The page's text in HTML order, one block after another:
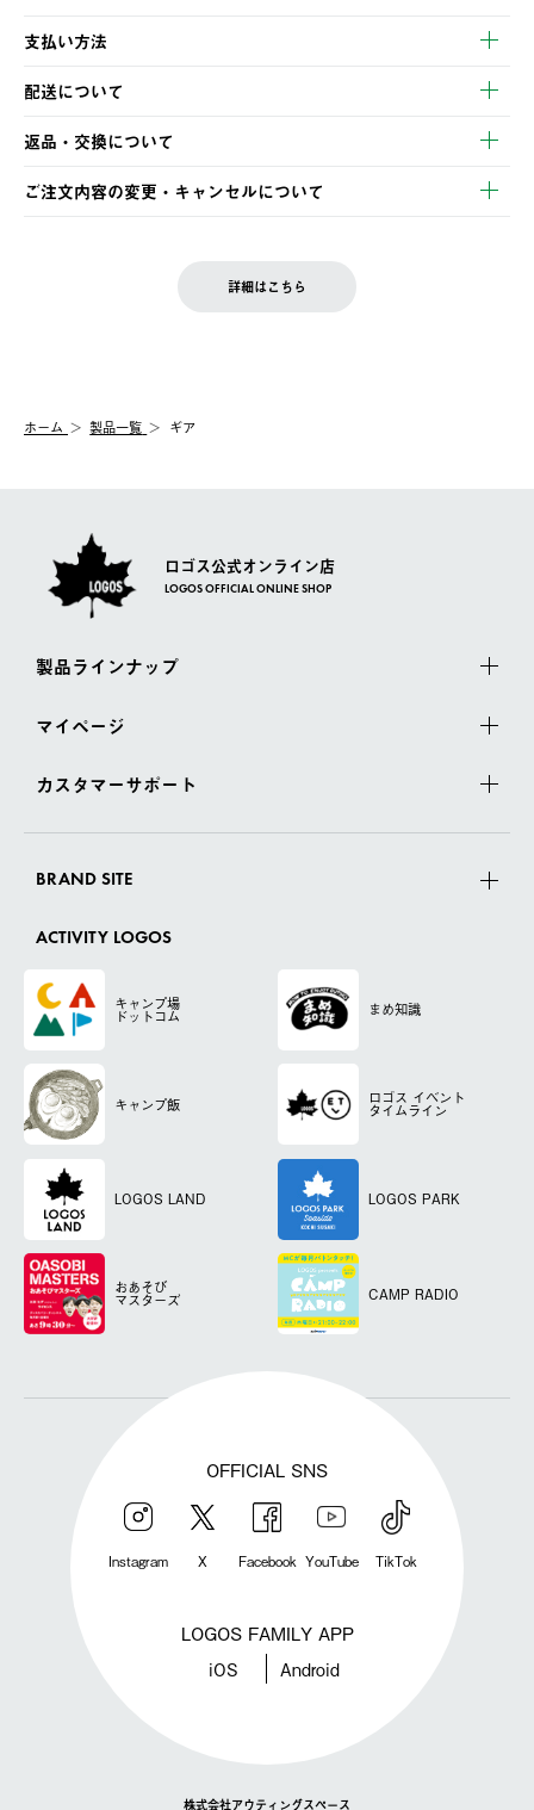
支払い方法
以下のいずれかの方法でお支払いいただけます。
・クレジットカード決済
・コンビニ決済
・Pay-easy決済
配送について
【発送スケジュール】
ご注文・ご入金完了より2営業日以内に商品を発送いたします。
土日祝の発送はございませんので、木曜日以降のご注文は週明け
の発送となる場合がございます。
【配送業者】
佐川急便にて配送されます。
返品・交換について
※お客様都合の場合
お客様都合の返品にかかる送料は、お客様ご負担とさせていただ
一度お手元の商品を返品いただき、ご希望商品を再注文してくだ
ご注文内容の変更・キャンセルについて
LOGOS FAMILY会員の方は、会員マイページ内 購入履歴画面に
詳細はこちら
ホーム 製品一覧 ギア
ロゴス公式オンライン店
LOGOS OFFICIAL ONLINE SHOP
製品ラインナップ
マイページ
カスタマーサポート
BRAND SITE
ACTIVITY LOGOS
キャンプ場
ドットコム まめ知識
キャンプ飯 ロゴス イベント
タイムライン
LOGOS LAND LOGOS PARK
おあそび
マスターズ CAMP RADIO
OFFICIAL SNS
Instagram X Facebook YouTube TikTok
LOGOS FAMILY APP
iOS Android
株式会社アウティングスペース